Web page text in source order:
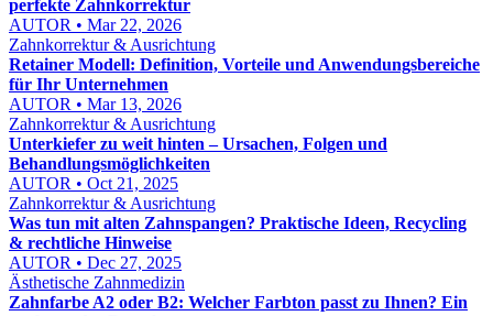
perfekte Zahnkorrektur
AUTOR • Mar 22, 2026
Zahnkorrektur & Ausrichtung
Retainer Modell: Definition, Vorteile und Anwendungsbereiche
für Ihr Unternehmen
AUTOR • Mar 13, 2026
Zahnkorrektur & Ausrichtung
Unterkiefer zu weit hinten – Ursachen, Folgen und
Behandlungsmöglichkeiten
AUTOR • Oct 21, 2025
Zahnkorrektur & Ausrichtung
Was tun mit alten Zahnspangen? Praktische Ideen, Recycling
& rechtliche Hinweise
AUTOR • Dec 27, 2025
Ästhetische Zahnmedizin
Zahnfarbe A2 oder B2: Welcher Farbton passt zu Ihnen? Ein